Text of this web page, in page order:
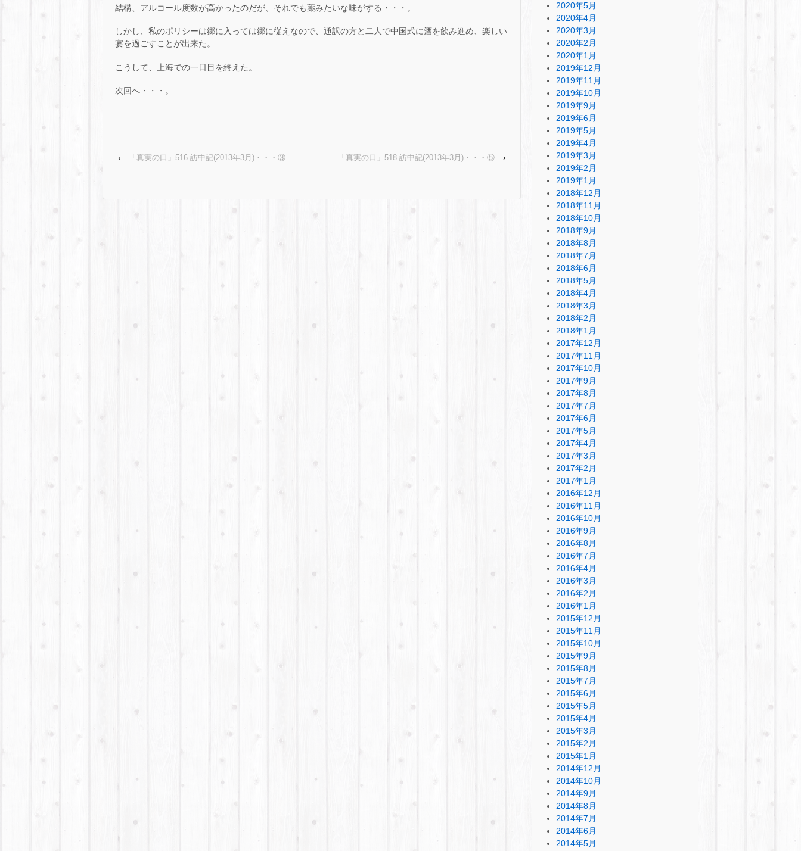
結構、アルコール度数が高かったのだが、それでも薬みたいな味がする・・・。
しかし、私のポリシーは郷に入っては郷に従えなので、通訳の方と二人で中国式に酒を飲み進め、楽しい
宴を過ごすことが出来た。
こうして、上海での一日目を終えた。
次回へ・・・。
‹ 「真実の口」516 訪中記(2013年3月)・・・③ 「真実の口」518 訪中記(2013年3月)・・・⑤ ›
2020年5月
2020年4月
2020年3月
2020年2月
2020年1月
2019年12月
2019年11月
2019年10月
2019年9月
2019年6月
2019年5月
2019年4月
2019年3月
2019年2月
2019年1月
2018年12月
2018年11月
2018年10月
2018年9月
2018年8月
2018年7月
2018年6月
2018年5月
2018年4月
2018年3月
2018年2月
2018年1月
2017年12月
2017年11月
2017年10月
2017年9月
2017年8月
2017年7月
2017年6月
2017年5月
2017年4月
2017年3月
2017年2月
2017年1月
2016年12月
2016年11月
2016年10月
2016年9月
2016年8月
2016年7月
2016年4月
2016年3月
2016年2月
2016年1月
2015年12月
2015年11月
2015年10月
2015年9月
2015年8月
2015年7月
2015年6月
2015年5月
2015年4月
2015年3月
2015年2月
2015年1月
2014年12月
2014年10月
2014年9月
2014年8月
2014年7月
2014年6月
2014年5月